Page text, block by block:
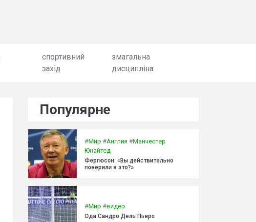
спортивний
захід
змагальна
дисципліна
Популярне
#Мир #Англия #Манчестер
Юнайтед
Фергюсон: «Вы действительно
поверили в это?»
#Мир #видео
Ода Сандро Дель Пьеро